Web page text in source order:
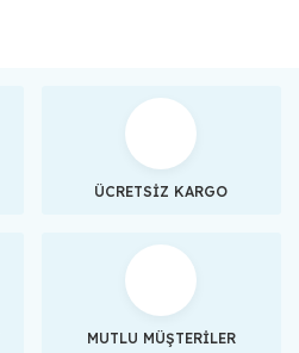
ÜCRETSİZ KARGO
MUTLU MÜŞTERİLER